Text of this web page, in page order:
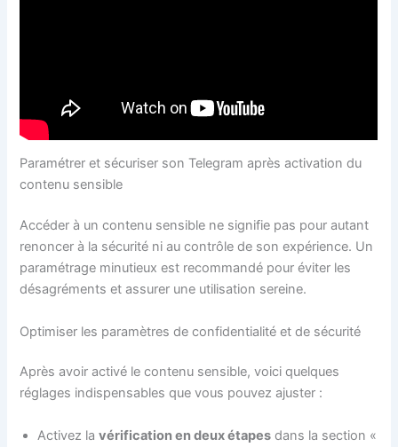
Paramétrer et sécuriser son Telegram après activation du
contenu sensible
Accéder à un contenu sensible ne signifie pas pour autant
renoncer à la sécurité ni au contrôle de son expérience. Un
paramétrage minutieux est recommandé pour éviter les
désagréments et assurer une utilisation sereine.
Optimiser les paramètres de confidentialité et de sécurité
Après avoir activé le contenu sensible, voici quelques
réglages indispensables que vous pouvez ajuster :
Activez lavérification en deux étapes dans la section «